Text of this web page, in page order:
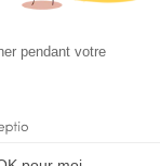
pendant votre